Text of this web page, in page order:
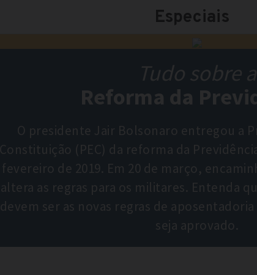
Especiais
Tudo sobre a
Reforma da
O presidente Jair Bolsonaro entregou a
Constituição (PEC) da reforma da
fevereiro de 2019. Em 20 de março,
altera as regras para os militares. Entenda
devem ser as novas regras de
seja aprovado.